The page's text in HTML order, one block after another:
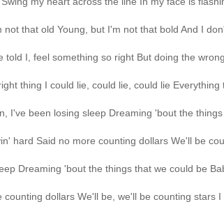
that old Young, but I'm not that bold And I
told I, feel something so right But doing the
thing I could lie, could lie, could lie Everything
I've been losing sleep Dreaming 'bout the
hard Said no more counting dollars We'll be
Dreaming 'bout the things that we could be
dollars We'll be, we'll be counting stars I